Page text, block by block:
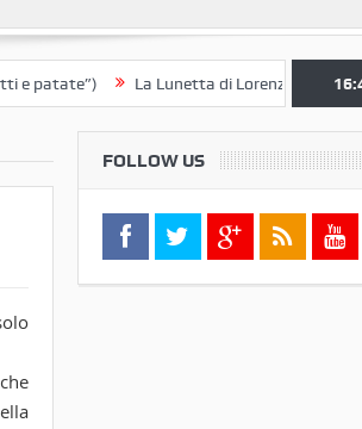
La Lunetta di Lorenzo Berrettini
FOLLOW US